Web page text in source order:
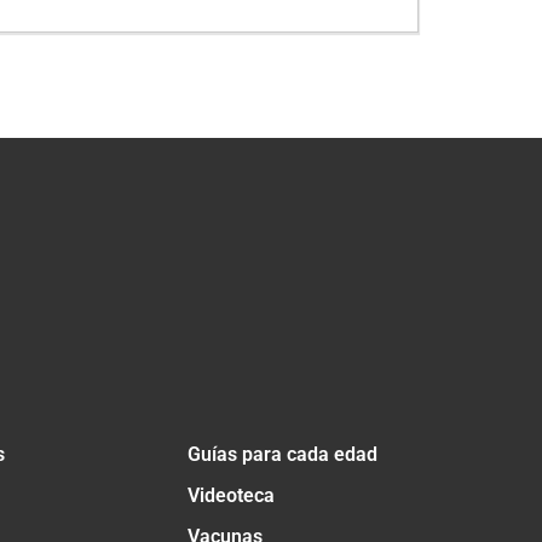
Guías para cada edad
Videoteca
Vacunas